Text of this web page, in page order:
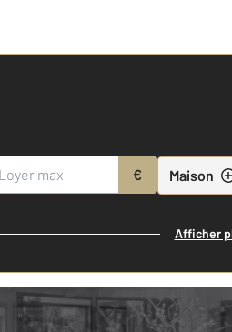
€ Maison
Afficher